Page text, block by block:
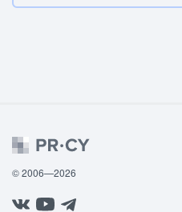
© 2006—2026